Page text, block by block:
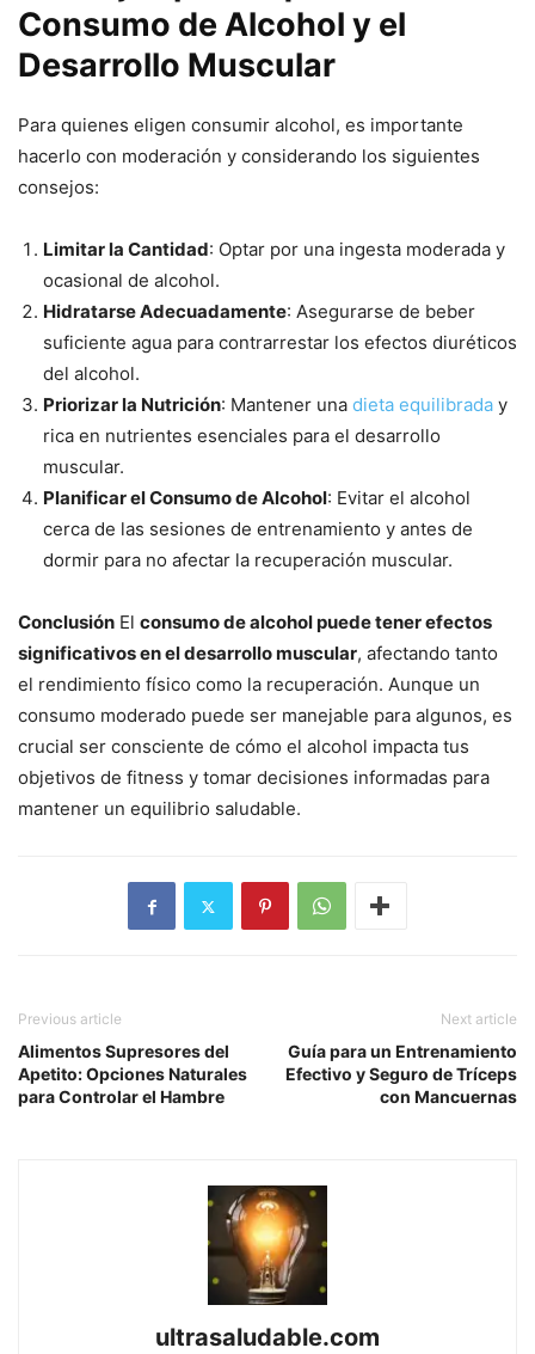
Consumo de Alcohol y el
Desarrollo Muscular
Para quienes eligen consumir alcohol, es importante
hacerlo con moderación y considerando los siguientes
consejos:
Limitar la Cantidad: Optar por una ingesta moderada y
ocasional de alcohol.
Hidratarse Adecuadamente: Asegurarse de beber
suficiente agua para contrarrestar los efectos diuréticos
del alcohol.
Priorizar la Nutrición: Mantener una dieta equilibrada y
rica en nutrientes esenciales para el desarrollo
muscular.
Planificar el Consumo de Alcohol: Evitar el alcohol
cerca de las sesiones de entrenamiento y antes de
dormir para no afectar la recuperación muscular.
Conclusión El consumo de alcohol puede tener efectos
significativos en el desarrollo muscular, afectando tanto
el rendimiento físico como la recuperación. Aunque un
consumo moderado puede ser manejable para algunos, es
crucial ser consciente de cómo el alcohol impacta tus
objetivos de fitness y tomar decisiones informadas para
mantener un equilibrio saludable.
Previous article
Alimentos Supresores del
Apetito: Opciones Naturales
para Controlar el Hambre
Next article
Guía para un Entrenamiento
Efectivo y Seguro de Tríceps
con Mancuernas
ultrasaludable.com